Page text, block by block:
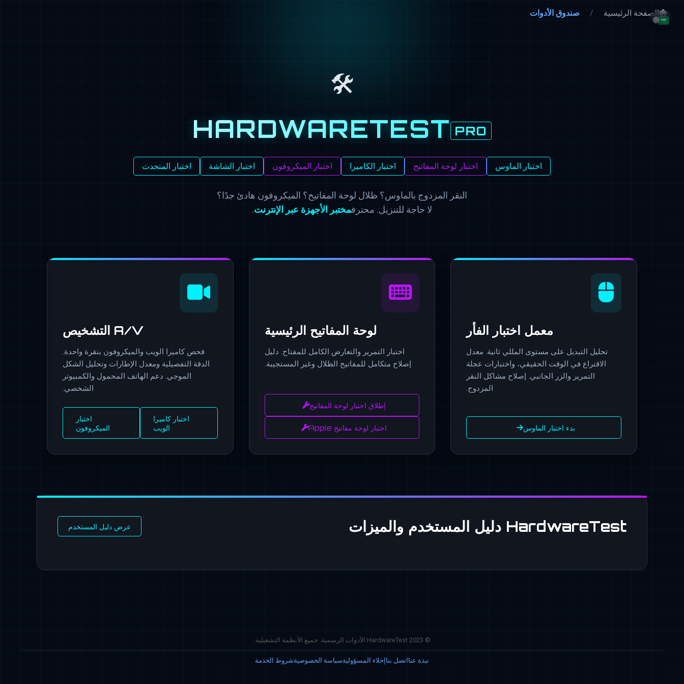
🌐
الصفحة الرئيسية صندوق الأدوات
🛠️
HARDWARETEST PRO
اختبار الماوس اختبار لوحة المفاتيح اختبار الكاميرا اختبار الميكروفون اختبار الشاشة اختبار المتحدث
النقر المزدوج بالماوس؟ ظلال لوحة المفاتيح؟ الميكروفون هادئ جدًا؟
لا حاجة للتنزيل. محترفمختبر الأجهزة عبر الإنترنت.
معمل اختبار الفأر
تحليل التبديل على مستوى المللي ثانية. معدل
الاقتراع في الوقت الحقيقي، واختبارات عجلة
التمرير والزر الجانبي. إصلاح مشاكل النقر
المزدوج.
بدء اختبار الماوس
لوحة المفاتيح الرئيسية
اختبار التمرير والتعارض الكامل للمفتاح. دليل
إصلاح متكامل للمفاتيح الظلال وغير المستجيبة.
إطلاق اختبار لوحة المفاتيح
اختبار لوحة مفاتيح Apple
A/V التشخيص
فحص كاميرا الويب والميكروفون بنقرة واحدة.
الدقة التفصيلية ومعدل الإطارات وتحليل الشكل
الموجي. دعم الهاتف المحمول والكمبيوتر
الشخصي.
اختبار كاميرا
الويب
اختبار
الميكروفون
HardwareTest دليل المستخدم والميزات عرض دليل المستخدم
© 2023 HardwareTest الأدوات الرسمية. جميع الأنظمة التشغيلية.
نبذة عنا اتصل بنا إخلاء المسؤوليةسياسة الخصوصيةشروط الخدمة